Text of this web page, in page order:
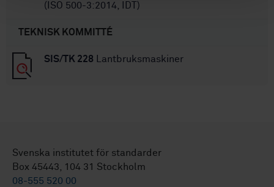
(ISO 500-3:2014, IDT)
TEKNISK KOMMITTÉ
SIS/TK 228 Lantbruksmaskiner
Svenska institutet för standarder
Box 45443, 104 31 Stockholm
08-555 520 00